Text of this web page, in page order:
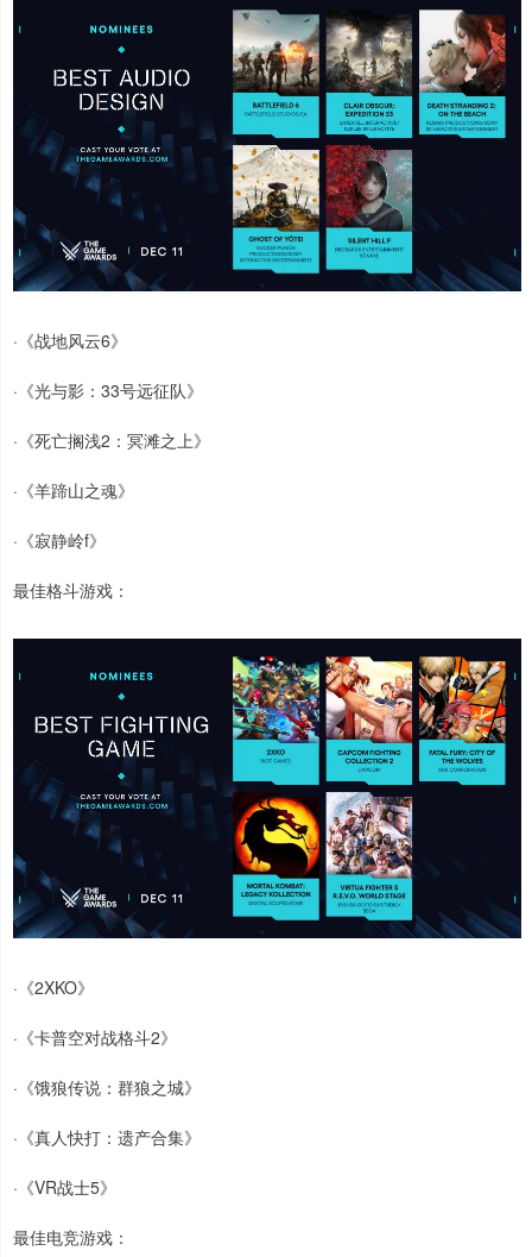
·《战地风云6》
·《光与影：33号远征队》
·《死亡搁浅2：冥滩之上》
·《羊蹄山之魂》
·《寂静岭f》
最佳格斗游戏：
·《2XKO》
·《卡普空对战格斗2》
·《饿狼传说：群狼之城》
·《真人快打：遗产合集》
·《VR战士5》
最佳电竞游戏：